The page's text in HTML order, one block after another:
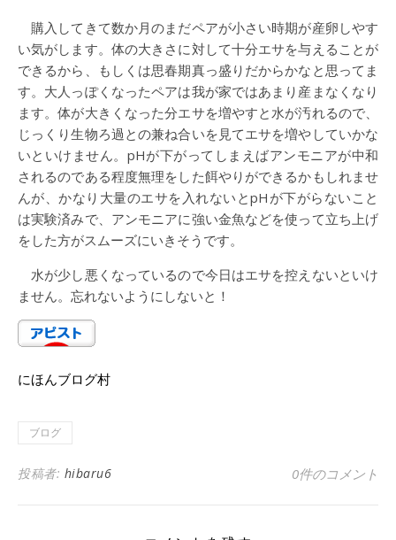
購入してきて数か月のまだペアが小さい時期が産卵しやす
い気がします。体の大きさに対して十分エサを与えることが
できるから、もしくは思春期真っ盛りだからかなと思ってま
す。大人っぽくなったペアは我が家ではあまり産まなくなり
ます。体が大きくなった分エサを増やすと水が汚れるので、
じっくり生物ろ過との兼ね合いを見てエサを増やしていかな
いといけません。pHが下がってしまえばアンモニアが中和
されるのである程度無理をした餌やりができるかもしれませ
んが、かなり大量のエサを入れないとpHが下がらないこと
は実験済みで、アンモニアに強い金魚などを使って立ち上げ
をした方がスムーズにいきそうです。
水が少し悪くなっているので今日はエサを控えないといけ
ません。忘れないようにしないと！
にほんブログ村
ブログ
投稿者: hibaru6 0件のコメント